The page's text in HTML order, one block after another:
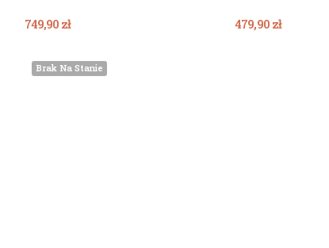
749,90 zł 479,90 zł
Brak Na Stanie